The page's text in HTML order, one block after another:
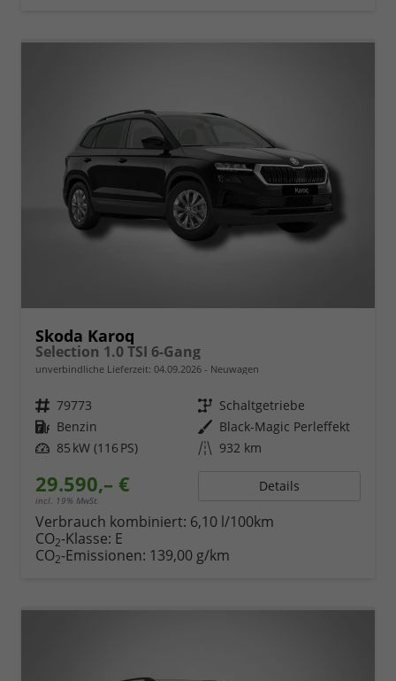
Skoda Karoq
Selection 1.0 TSI 6-Gang
unverbindliche Lieferzeit: 04.09.2026 Neuwagen
Fahrzeugnr. 79773 Getriebe Schaltgetriebe
Kraftstoff Benzin Außenfarbe Black-Magic Perleffekt
Leistung 85 kW (116 PS) Kilometerstand 932 km
29.590,– €
incl. 19% MwSt.
Details
Verbrauch kombiniert: 6,10 l/100km
CO2-Klasse: E
CO2-Emissionen: 139,00 g/km